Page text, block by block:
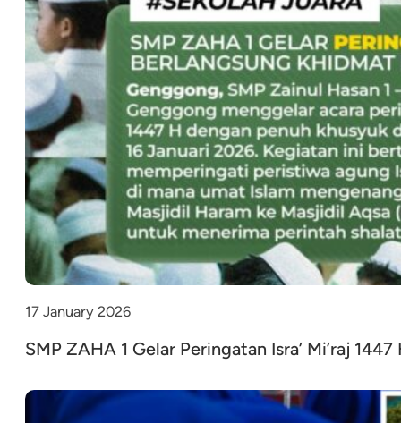
17 January 2026
SMP ZAHA 1 Gelar Peringatan Isra’ Mi’raj